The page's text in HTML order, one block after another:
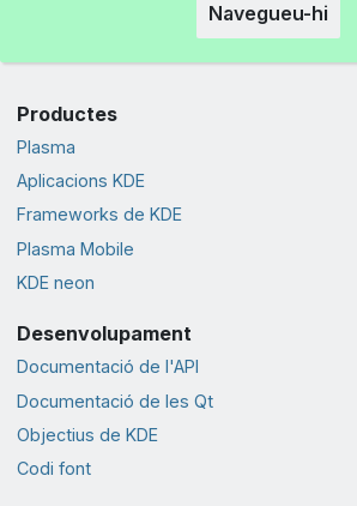
Navegueu-hi
Productes
Plasma
Aplicacions KDE
Frameworks de KDE
Plasma Mobile
KDE neon
Desenvolupament
Documentació de l'API
Documentació de les Qt
Objectius de KDE
Codi font